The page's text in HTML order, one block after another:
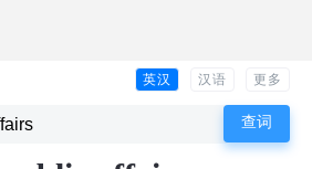
英汉 汉语 更多